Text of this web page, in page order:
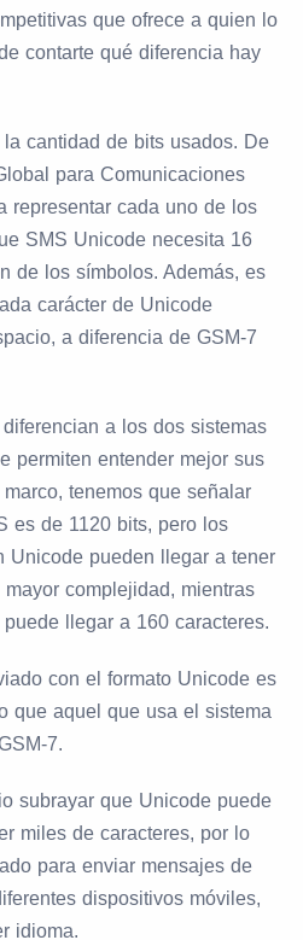
que ofrece a quien lo
contarte qué diferencia hay
cantidad de bits usados. De
para Comunicaciones
representar cada uno de los
SMS Unicode necesita 16
de los símbolos. Además, es
carácter de Unicode
a diferencia de GSM-7
a los dos sistemas
permiten entender mejor sus
tenemos que señalar
es de 1120 bits, pero los
Unicode pueden llegar a tener
complejidad, mientras
llegar a 160 caracteres.
con el formato Unicode es
que aquel que usa el sistema
7.
subrayar que Unicode puede
miles de caracteres, por lo
para enviar mensajes de
dispositivos móviles,
idioma.